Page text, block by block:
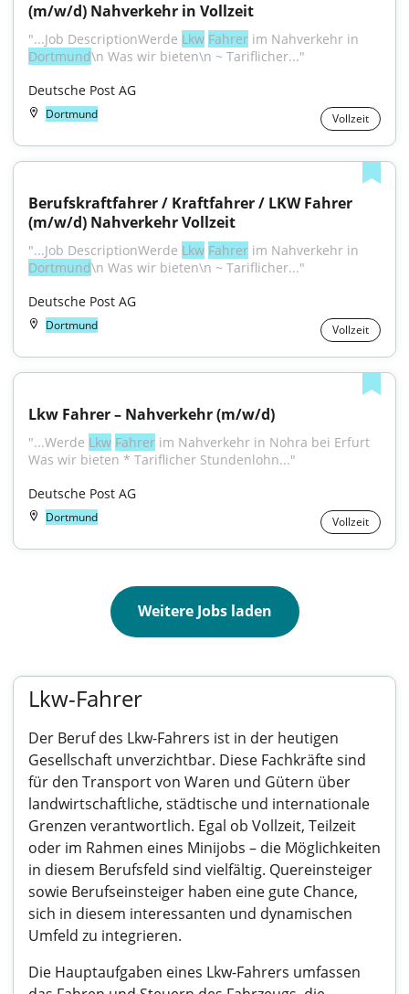
(m/w/d) Nahverkehr in Vollzeit
"...Job DescriptionWerde Lkw Fahrer
Dortmund\n Was wir bieten\n ~ Tariflicher..."
Deutsche Post AG
Dortmund Vollzeit
Berufskraftfahrer / Kraftfahrer / LKW Fahrer
(m/w/d) Nahverkehr Vollzeit
"...Job DescriptionWerde Lkw Fahrer
Dortmund\n Was wir bieten\n ~ Tariflicher..."
Deutsche Post AG
Dortmund Vollzeit
Lkw Fahrer – Nahverkehr (m/w/d)
"...Werde Lkw Fahrer im Nahverkehr in Nohra bei Erfurt
Was wir bieten * Tariflicher Stundenlohn..."
Deutsche Post AG
Dortmund Vollzeit
Weitere Jobs laden
Lkw-Fahrer
Der Beruf des Lkw-Fahrers ist in der heutigen
Gesellschaft unverzichtbar. Diese Fachkräfte sind
für den Transport von Waren und Gütern über
landwirtschaftliche, städtische und internationale
Grenzen verantwortlich. Egal ob Vollzeit, Teilzeit
oder im Rahmen eines Minijobs – die Möglichkeiten
in diesem Berufsfeld sind vielfältig. Quereinsteiger
sowie Berufseinsteiger haben eine gute Chance,
sich in diesem interessanten und dynamischen
Umfeld zu integrieren.
Die Hauptaufgaben eines Lkw-Fahrers umfassen